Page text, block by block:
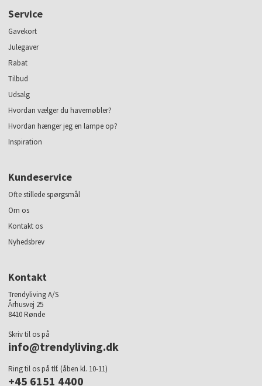
Service
Gavekort
Julegaver
Rabat
Tilbud
Udsalg
Hvordan vælger du havemøbler?
Hvordan hænger jeg en lampe op?
Inspiration
Kundeservice
Ofte stillede spørgsmål
Om os
Kontakt os
Nyhedsbrev
Kontakt
Trendyliving A/S
Århusvej 25
8410 Rønde
Skriv til os på
info@trendyliving.dk
Ring til os på tlf. (åben kl. 10-11)
+45 6151 4400